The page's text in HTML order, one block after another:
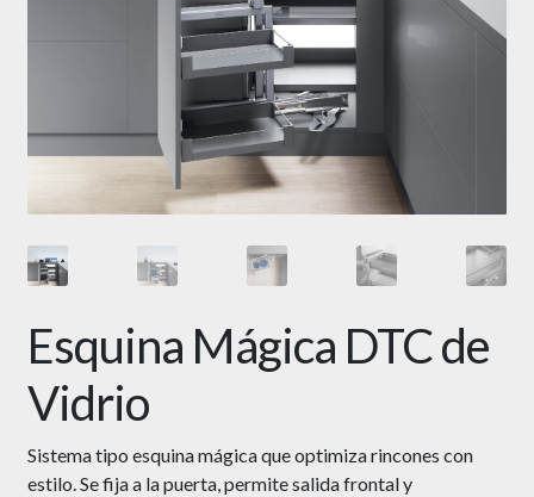
Esquina Mágica DTC de
Vidrio
Sistema tipo esquina mágica que optimiza rincones con
estilo. Se fija a la puerta, permite salida frontal y